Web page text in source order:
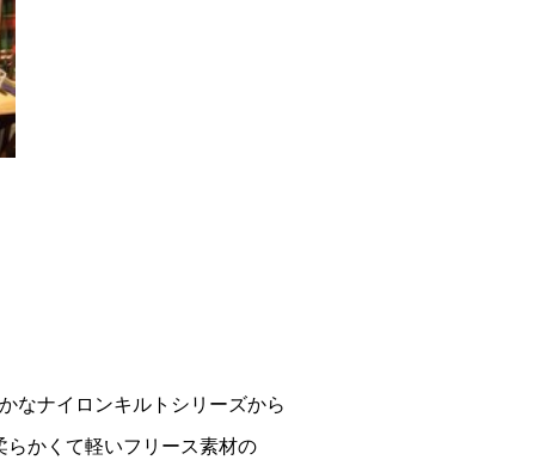
なナイロンキルトシリーズから
かくて軽いフリース素材の